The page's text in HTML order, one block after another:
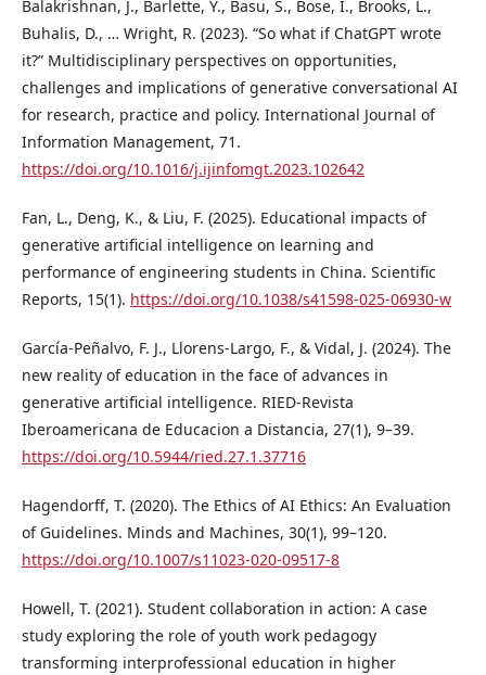
Balakrishnan, J., Barlette, Y., Basu, S., Bose, I., Brooks, L.,
Buhalis, D., … Wright, R. (2023). “So what if ChatGPT wrote
it?” Multidisciplinary perspectives on opportunities,
challenges and implications of generative conversational AI
for research, practice and policy. International Journal of
Information Management, 71.
https://doi.org/10.1016/j.ijinfomgt.2023.102642
Fan, L., Deng, K., & Liu, F. (2025). Educational impacts of
generative artificial intelligence on learning and
performance of engineering students in China. Scientific
Reports, 15(1). https://doi.org/10.1038/s41598-025-06930-w
García-Peñalvo, F. J., Llorens-Largo, F., & Vidal, J. (2024). The
new reality of education in the face of advances in
generative artificial intelligence. RIED-Revista
Iberoamericana de Educacion a Distancia, 27(1), 9–39.
https://doi.org/10.5944/ried.27.1.37716
Hagendorff, T. (2020). The Ethics of AI Ethics: An Evaluation
of Guidelines. Minds and Machines, 30(1), 99–120.
https://doi.org/10.1007/s11023-020-09517-8
Howell, T. (2021). Student collaboration in action: A case
study exploring the role of youth work pedagogy
transforming interprofessional education in higher